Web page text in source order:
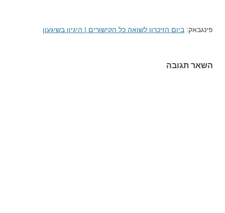
פינגבאק: ביום הזיכרון לשואה כל הקישורים | היגיון בשיגעון
השאר תגובה